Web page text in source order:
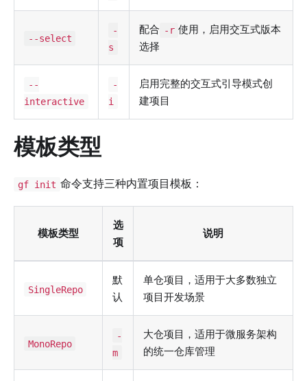
--select
-
s
配合 -r 使用，启用交互式版本
选择
--
interactive
-
i
启用完整的交互式引导模式创
建项目
模板类型
gf init 命令支持三种内置项目模板：
模板类型
选
项
说明
SingleRepo
默
认
单仓项目，适用于大多数独立
项目开发场景
MonoRepo
-
m
大仓项目，适用于微服务架构
的统一仓库管理